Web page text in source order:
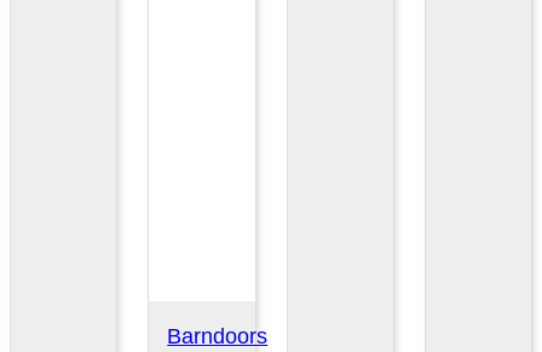
Barndoors